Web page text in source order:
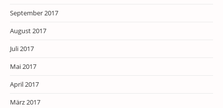
September 2017
August 2017
Juli 2017
Mai 2017
April 2017
März 2017